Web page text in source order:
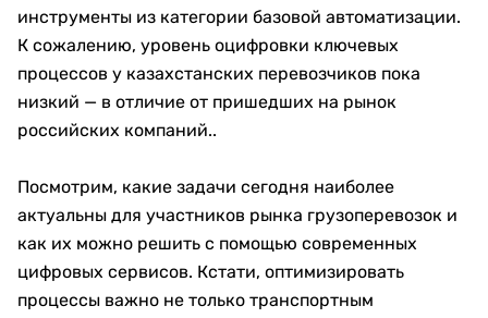
инструменты из категории базовой автоматизации.
К сожалению, уровень оцифровки ключевых
процессов у казахстанских перевозчиков пока
низкий — в отличие от пришедших на рынок
российских компаний..
Посмотрим, какие задачи сегодня наиболее
актуальны для участников рынка грузоперевозок и
как их можно решить с помощью современных
цифровых сервисов. Кстати, оптимизировать
процессы важно не только транспортным